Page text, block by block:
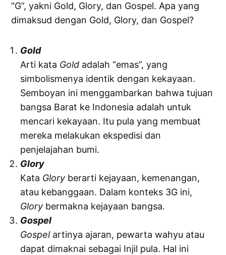
“G”, yakni Gold, Glory, dan Gospel. Apa yang
dimaksud dengan Gold, Glory, dan Gospel?
Gold
Arti kata Gold adalah “emas”, yang
simbolismenya identik dengan kekayaan.
Semboyan ini menggambarkan bahwa tujuan
bangsa Barat ke Indonesia adalah untuk
mencari kekayaan. Itu pula yang membuat
mereka melakukan ekspedisi dan
penjelajahan bumi.
Glory
Kata Glory berarti kejayaan, kemenangan,
atau kebanggaan. Dalam konteks 3G ini,
Glory bermakna kejayaan bangsa.
Gospel
Gospel artinya ajaran, pewarta wahyu atau
dapat dimaknai sebagai Injil pula. Hal ini